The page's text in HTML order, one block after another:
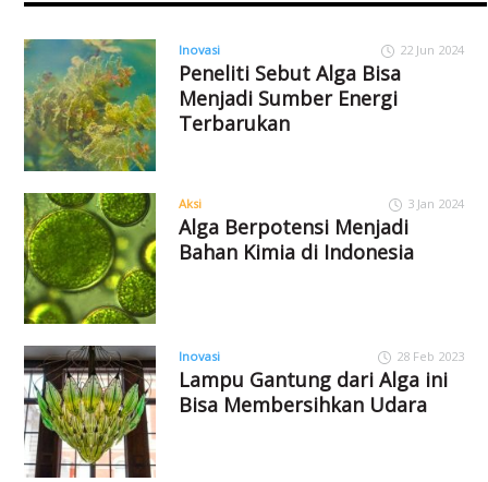
Inovasi 22 Jun 2024
Peneliti Sebut Alga Bisa
Menjadi Sumber Energi
Terbarukan
Aksi 3 Jan 2024
Alga Berpotensi Menjadi
Bahan Kimia di Indonesia
Inovasi 28 Feb 2023
Lampu Gantung dari Alga ini
Bisa Membersihkan Udara